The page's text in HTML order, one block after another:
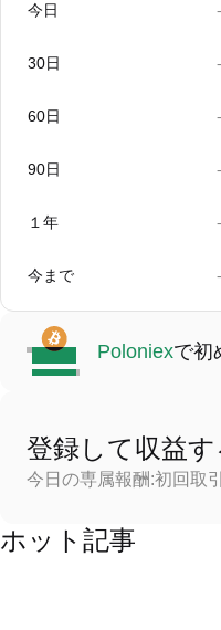
今日
30日
60日
90日
１年
今まで
Poloniexで初
登録して収益す
今日の専属報酬:初回取
ホット記事